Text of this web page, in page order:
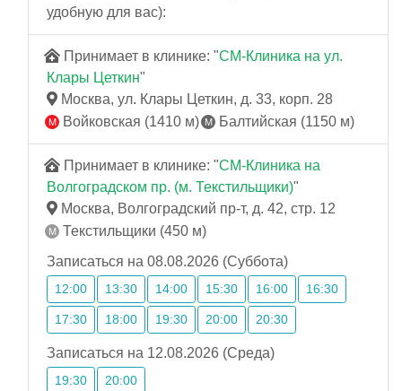
удобную для вас):
Принимает в клинике: "СМ-Клиника на ул.
Клары Цеткин"
Москва, ул. Клары Цеткин, д. 33, корп. 28
Войковская (1410 м)
Балтийская (1150 м)
Принимает в клинике: "СМ-Клиника на
Волгоградском пр. (м. Текстильщики)"
Москва, Волгоградский пр-т, д. 42, стр. 12
Текстильщики (450 м)
Записаться на 08.08.2026 (Суббота)
12:00 13:30 14:00 15:30 16:00 16:30
17:30 18:00 19:30 20:00 20:30
Записаться на 12.08.2026 (Среда)
19:30 20:00